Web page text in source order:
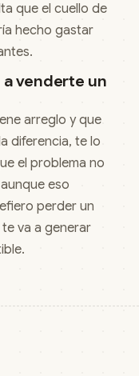
que el cuello de
hecho gastar
venderte un
arreglo y que
diferencia, te lo
el problema no
eso
perder un
va a generar